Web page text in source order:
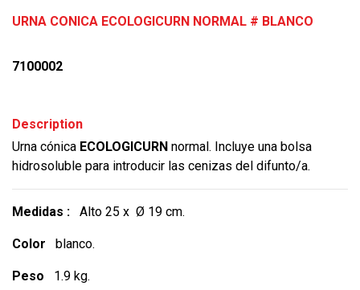
URNA CONICA ECOLOGICURN NORMAL # BLANCO
7100002
Description
Urna cónica ECOLOGICURN normal. Incluye una bolsa
hidrosoluble para introducir las cenizas del difunto/a.
Medidas : Alto 25 x Ø 19 cm.
Color blanco.
Peso 1.9 kg.